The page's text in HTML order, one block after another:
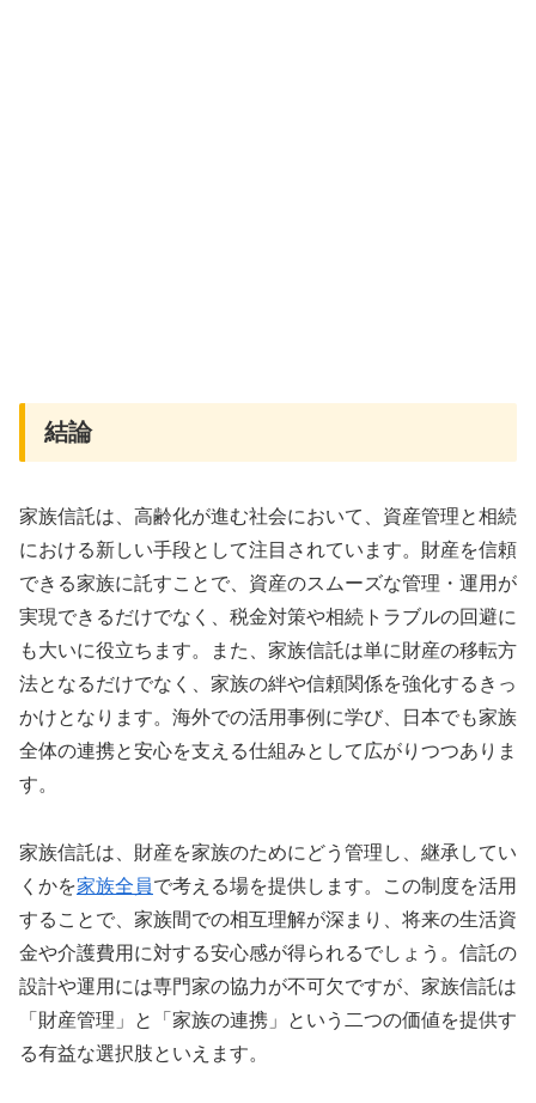
結論
家族信託は、高齢化が進む社会において、資産管理と相続
における新しい手段として注目されています。財産を信頼
できる家族に託すことで、資産のスムーズな管理・運用が
実現できるだけでなく、税金対策や相続トラブルの回避に
も大いに役立ちます。また、家族信託は単に財産の移転方
法となるだけでなく、家族の絆や信頼関係を強化するきっ
かけとなります。海外での活用事例に学び、日本でも家族
全体の連携と安心を支える仕組みとして広がりつつありま
す。
家族信託は、財産を家族のためにどう管理し、継承してい
くかを家族全員で考える場を提供します。この制度を活用
することで、家族間での相互理解が深まり、将来の生活資
金や介護費用に対する安心感が得られるでしょう。信託の
設計や運用には専門家の協力が不可欠ですが、家族信託は
「財産管理」と「家族の連携」という二つの価値を提供す
る有益な選択肢といえます。